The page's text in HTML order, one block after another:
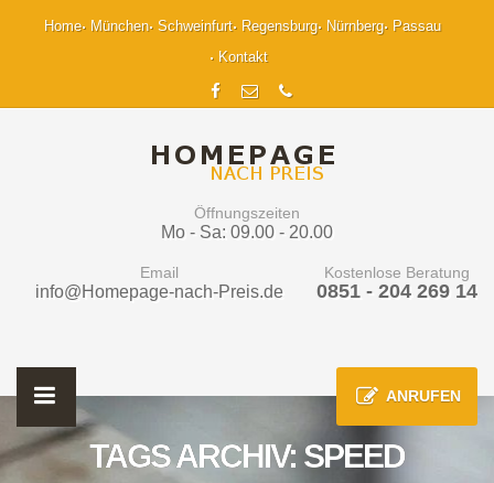
Home München Schweinfurt Regensburg Nürnberg
Passau
Kontakt
Öffnungszeiten
Mo - Sa: 09.00 - 20.00
Email
info@Homepage-nach-Preis.de
Kostenlose Beratung
0851 - 204 269 14
ANRUFEN
TAGS ARCHIV: SPEED